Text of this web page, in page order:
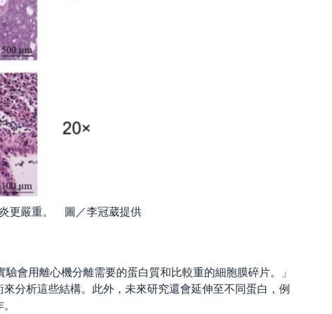
更嚴重。 圖／李冠葳提供
會用離心機分離需要的蛋白質和比較重的細胞膜碎片。」
分析這些結構。此外，未來研究還會延伸至不同蛋白，例